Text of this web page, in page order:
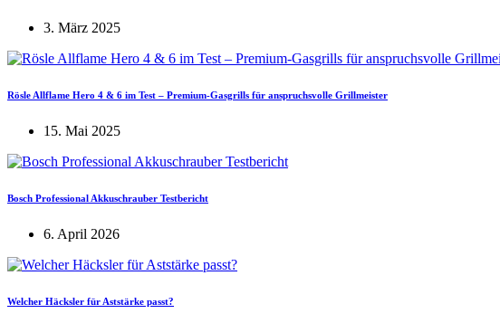
3. März 2025
Rösle Allflame Hero 4 & 6 im Test – Premium-Gasgrills für anspruchsvolle Grillmeister
15. Mai 2025
Bosch Professional Akkuschrauber Testbericht
6. April 2026
Welcher Häcksler für Aststärke passt?